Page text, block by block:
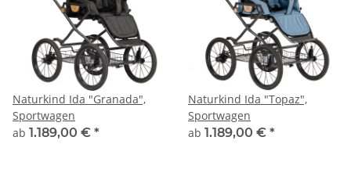
Naturkind Ida "Granada",
Sportwagen
ab 1.189,00 € *
Naturkind Ida "Topaz",
Sportwagen
ab 1.189,00 € *